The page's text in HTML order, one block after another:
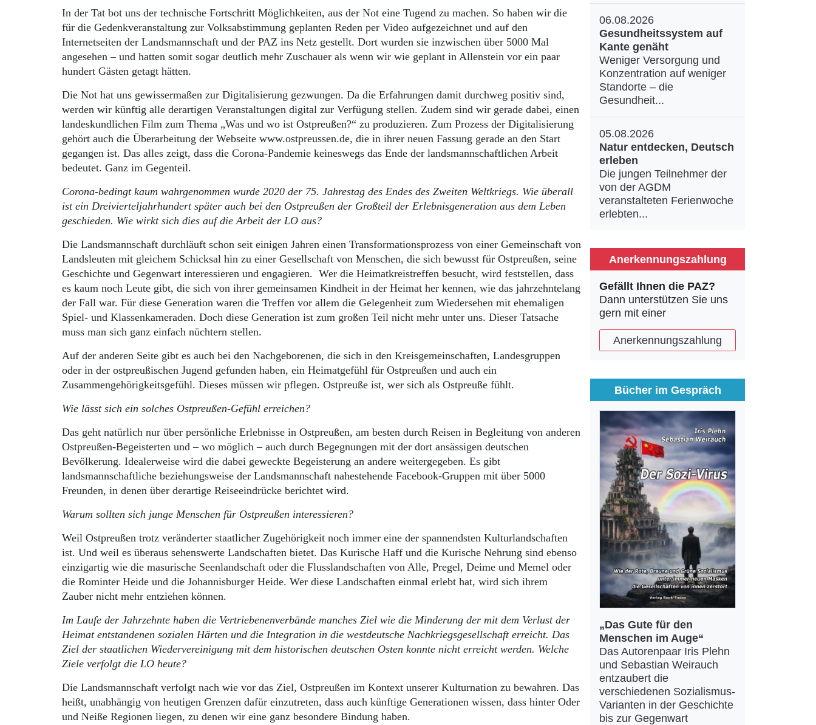
In der Tat bot uns der technische Fortschritt Möglichkeiten, aus der Not eine Tugend zu machen. So haben wir die
für die Gedenkveranstaltung zur Volksabstimmung geplanten Reden per Video aufgezeichnet und auf den
Internetseiten der Landsmannschaft und der PAZ ins Netz gestellt. Dort wurden sie inzwischen über 5000 Mal
angesehen – und hatten somit sogar deutlich mehr Zuschauer als wenn wir wie geplant in Allenstein vor ein paar
hundert Gästen getagt hätten.
Die Not hat uns gewissermaßen zur Digitalisierung gezwungen. Da die Erfahrungen damit durchweg positiv sind,
werden wir künftig alle derartigen Veranstaltungen digital zur Verfügung stellen. Zudem sind wir gerade dabei, einen
landeskundlichen Film zum Thema „Was und wo ist Ostpreußen?“ zu produzieren. Zum Prozess der Digitalisierung
gehört auch die Überarbeitung der Webseite www.ostpreussen.de, die in ihrer neuen Fassung gerade an den Start
gegangen ist. Das alles zeigt, dass die Corona-Pandemie keineswegs das Ende der landsmannschaftlichen Arbeit
bedeutet. Ganz im Gegenteil.
Corona-bedingt kaum wahrgenommen wurde 2020 der 75. Jahrestag des Endes des Zweiten Weltkriegs. Wie überall
ist ein Dreivierteljahrhundert später auch bei den Ostpreußen der Großteil der Erlebnisgeneration aus dem Leben
geschieden. Wie wirkt sich dies auf die Arbeit der LO aus?
Die Landsmannschaft durchläuft schon seit einigen Jahren einen Transformationsprozess von einer Gemeinschaft von
Landsleuten mit gleichem Schicksal hin zu einer Gesellschaft von Menschen, die sich bewusst für Ostpreußen, seine
Geschichte und Gegenwart interessieren und engagieren. Wer die Heimatkreistreffen besucht, wird feststellen, dass
es kaum noch Leute gibt, die sich von ihrer gemeinsamen Kindheit in der Heimat her kennen, wie das jahrzehntelang
der Fall war. Für diese Generation waren die Treffen vor allem die Gelegenheit zum Wiedersehen mit ehemaligen
Spiel- und Klassenkameraden. Doch diese Generation ist zum großen Teil nicht mehr unter uns. Dieser Tatsache
muss man sich ganz einfach nüchtern stellen.
Auf der anderen Seite gibt es auch bei den Nachgeborenen, die sich in den Kreisgemeinschaften, Landesgruppen
oder in der ostpreußischen Jugend gefunden haben, ein Heimatgefühl für Ostpreußen und auch ein
Zusammengehörigkeitsgefühl. Dieses müssen wir pflegen. Ostpreuße ist, wer sich als Ostpreuße fühlt.
Wie lässt sich ein solches Ostpreußen-Gefühl erreichen?
Das geht natürlich nur über persönliche Erlebnisse in Ostpreußen, am besten durch Reisen in Begleitung von anderen
Ostpreußen-Begeisterten und – wo möglich – auch durch Begegnungen mit der dort ansässigen deutschen
Bevölkerung. Idealerweise wird die dabei geweckte Begeisterung an andere weitergegeben. Es gibt
landsmannschaftliche beziehungsweise der Landsmannschaft nahestehende Facebook-Gruppen mit über 5000
Freunden, in denen über derartige Reiseeindrücke berichtet wird.
Warum sollten sich junge Menschen für Ostpreußen interessieren?
Weil Ostpreußen trotz veränderter staatlicher Zugehörigkeit noch immer eine der spannendsten Kulturlandschaften
ist. Und weil es überaus sehenswerte Landschaften bietet. Das Kurische Haff und die Kurische Nehrung sind ebenso
einzigartig wie die masurische Seenlandschaft oder die Flusslandschaften von Alle, Pregel, Deime und Memel oder
die Rominter Heide und die Johannisburger Heide. Wer diese Landschaften einmal erlebt hat, wird sich ihrem
Zauber nicht mehr entziehen können.
Im Laufe der Jahrzehnte haben die Vertriebenenverbände manches Ziel wie die Minderung der mit dem Verlust der
Heimat entstandenen sozialen Härten und die Integration in die westdeutsche Nachkriegsgesellschaft erreicht. Das
Ziel der staatlichen Wiedervereinigung mit dem historischen deutschen Osten konnte nicht erreicht werden. Welche
Ziele verfolgt die LO heute?
Die Landsmannschaft verfolgt nach wie vor das Ziel, Ostpreußen im Kontext unserer Kulturnation zu bewahren. Das
heißt, unabhängig von heutigen Grenzen dafür einzutreten, dass auch künftige Generationen wissen, dass hinter Oder
und Neiße Regionen liegen, zu denen wir eine ganz besondere Bindung haben.
06.08.2026
Gesundheitssystem auf
Kante genäht
Weniger Versorgung und
Konzentration auf weniger
Standorte – die
Gesundheit...
05.08.2026
Natur entdecken, Deutsch
erleben
Die jungen Teilnehmer der
von der AGDM
veranstalteten Ferienwoche
erlebten...
Anerkennungszahlung
Gefällt Ihnen die PAZ?
Dann unterstützen Sie uns
gern mit einer
Anerkennungszahlung
Bücher im Gespräch
„Das Gute für den
Menschen im Auge“
Das Autorenpaar Iris Plehn
und Sebastian Weirauch
entzaubert die
verschiedenen Sozialismus-
Varianten in der Geschichte
bis zur Gegenwart